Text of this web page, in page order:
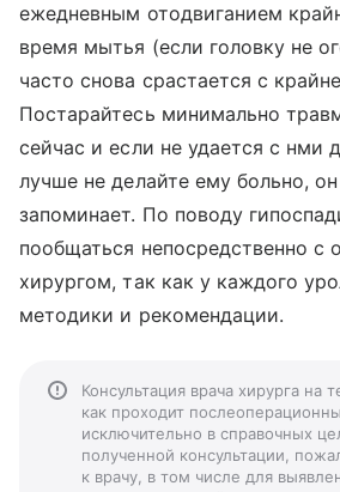
ежедневным отодвиганием
время мытья (если головку не
часто снова срастается с
Постарайтесь минимально
сейчас и если не удается с нми
лучше не делайте ему больно,
запоминает. По поводу
пообщаться непосредственно
хирургом, так как у каждого
методики и рекомендации.
Консультация врача хирурга на
как проходит
исключительно в справочных
полученной консультации,
к врачу, в том числе для